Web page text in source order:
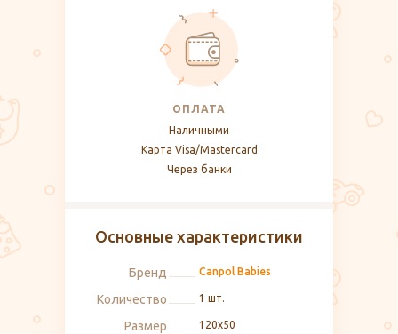
ОПЛАТА
Наличными
Карта Visa/Mastercard
Через банки
Основные характеристики
Бренд Canpol Babies
Количество 1 шт.
Размер 120х50